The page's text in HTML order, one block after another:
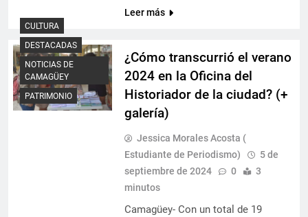
Leer más
CULTURA
DESTACADAS
NOTICIAS DE
CAMAGÜEY
PATRIMONIO
¿Cómo transcurrió el verano
2024 en la Oficina del
Historiador de la ciudad? (+
galería)
Jessica Morales Acosta (
Estudiante de Periodismo)
5 de
septiembre de 2024
0
3
minutos
Camagüey- Con un total de 19